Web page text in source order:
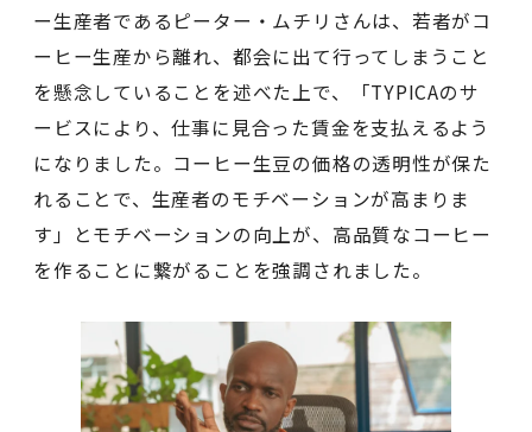
ー生産者であるピーター・ムチリさんは、若者がコ
ーヒー生産から離れ、都会に出て行ってしまうこと
を懸念していることを述べた上で、「TYPICAのサ
ービスにより、仕事に見合った賃金を支払えるよう
になりました。コーヒー生豆の価格の透明性が保た
れることで、生産者のモチベーションが高まりま
す」とモチベーションの向上が、高品質なコーヒー
を作ることに繋がることを強調されました。